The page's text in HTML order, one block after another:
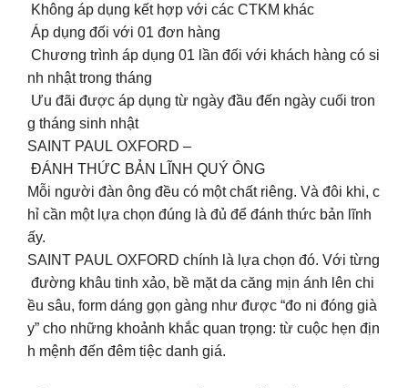
️ Không áp dụng kết hợp với các CTKM khác
️ Áp dụng đối với 01 đơn hàng
️ Chương trình áp dụng 01 lần đối với khách hàng có si
nh nhật trong tháng
️ Ưu đãi được áp dụng từ ngày đầu đến ngày cuối tron
g tháng sinh nhật
SAINT PAUL OXFORD –
ĐÁNH THỨC BẢN LĨNH QUÝ ÔNG
Mỗi người đàn ông đều có một chất riêng. Và đôi khi, c
hỉ cần một lựa chọn đúng là đủ để đánh thức bản lĩnh
ấy.
SAINT PAUL OXFORD chính là lựa chọn đó. Với từng
đường khâu tinh xảo, bề mặt da căng mịn ánh lên chi
ều sâu, form dáng gọn gàng như được “đo ni đóng già
y” cho những khoảnh khắc quan trọng: từ cuộc hẹn địn
h mệnh đến đêm tiệc danh giá.